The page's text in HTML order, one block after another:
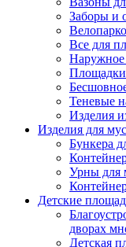
Заборы и
Все для
Наружное
Площадки
Теневые
Изделия
Изделия для
Бункера
Урны для
Детские
дворах
Детская